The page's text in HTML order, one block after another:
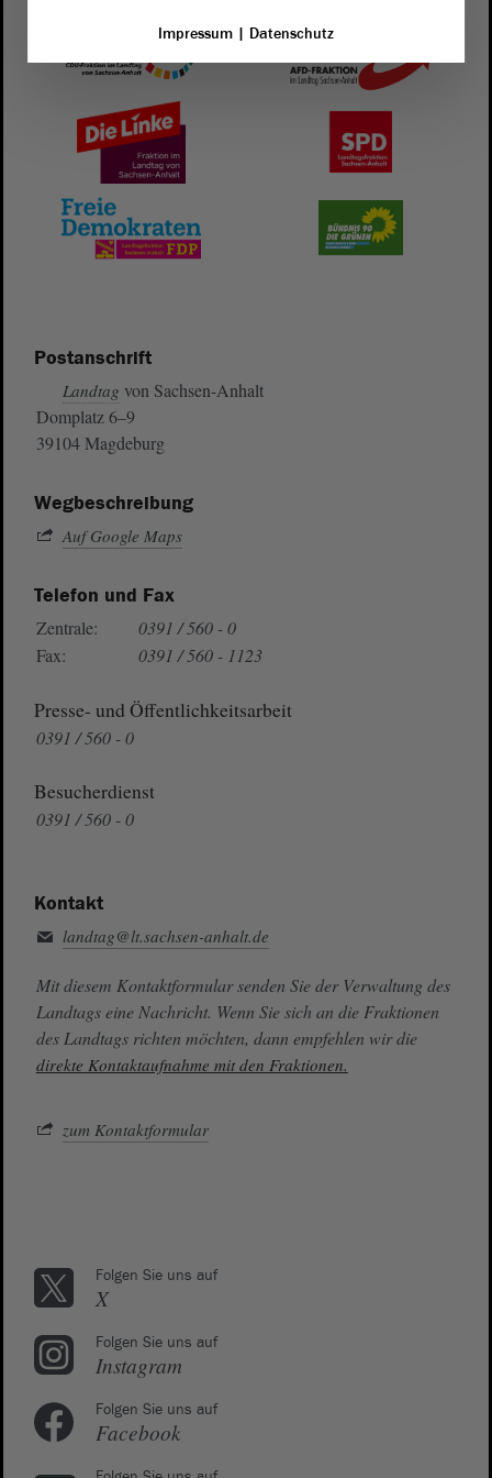
Postanschrift
Landtag von Sachsen-Anhalt
Domplatz 6–9
39104 Magdeburg
Wegbeschreibung
Auf Google Maps
Telefon und Fax
Zentrale:
0391 / 560 - 0
Fax:
0391 / 560 - 1123
Presse- und Öffentlichkeitsarbeit
0391 / 560 - 0
Besucherdienst
0391 / 560 - 0
Kontakt
landtag@lt.sachsen-anhalt.de
Mit diesem Kontaktformular senden Sie der Verwaltung des
Landtags eine Nachricht. Wenn Sie sich an die Fraktionen
des Landtags richten möchten, dann empfehlen wir die
direkte Kontaktaufnahme mit den Fraktionen.
zum Kontaktformular
Folgen Sie uns auf
X
Folgen Sie uns auf
Instagram
Folgen Sie uns auf
Facebook
Impressum| Datenschutz